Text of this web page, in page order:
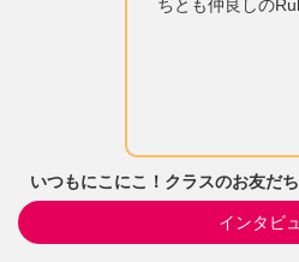
いつもにこにこ！クラスのお友だ
インタビ